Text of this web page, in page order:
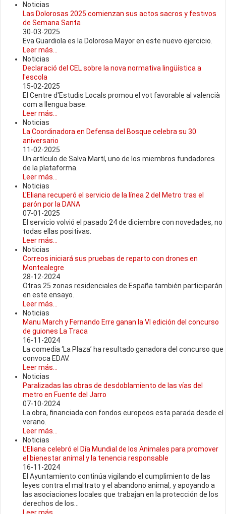
Noticias
Las Dolorosas 2025 comienzan sus actos sacros y festivos
de Semana Santa
30-03-2025
Eva Guardiola es la Dolorosa Mayor en este nuevo ejercicio.
Leer más...
Noticias
Declaració del CEL sobre la nova normativa lingüística a
l'escola
15-02-2025
El Centre d'Estudis Locals promou el vot favorable al valencià
com a llengua base.
Leer más...
Noticias
La Coordinadora en Defensa del Bosque celebra su 30
aniversario
11-02-2025
Un artículo de Salva Martí, uno de los miembros fundadores
de la plataforma.
Leer más...
Noticias
L'Eliana recuperó el servicio de la línea 2 del Metro tras el
parón por la DANA
07-01-2025
El servicio volvió el pasado 24 de diciembre con novedades, no
todas ellas positivas.
Leer más...
Noticias
Correos iniciará sus pruebas de reparto con drones en
Montealegre
28-12-2024
Otras 25 zonas residenciales de España también participarán
en este ensayo.
Leer más...
Noticias
Manu March y Fernando Erre ganan la VI edición del concurso
de guiones La Traca
16-11-2024
La comedia ‘La Plaza’ ha resultado ganadora del concurso que
convoca EDAV.
Leer más...
Noticias
Paralizadas las obras de desdoblamiento de las vías del
metro en Fuente del Jarro
07-10-2024
La obra, financiada con fondos europeos esta parada desde el
verano.
Leer más...
Noticias
L’Eliana celebró el Día Mundial de los Animales para promover
el bienestar animal y la tenencia responsable
16-11-2024
El Ayuntamiento continúa vigilando el cumplimiento de las
leyes contra el maltrato y el abandono animal, y apoyando a
las asociaciones locales que trabajan en la protección de los
derechos de los...